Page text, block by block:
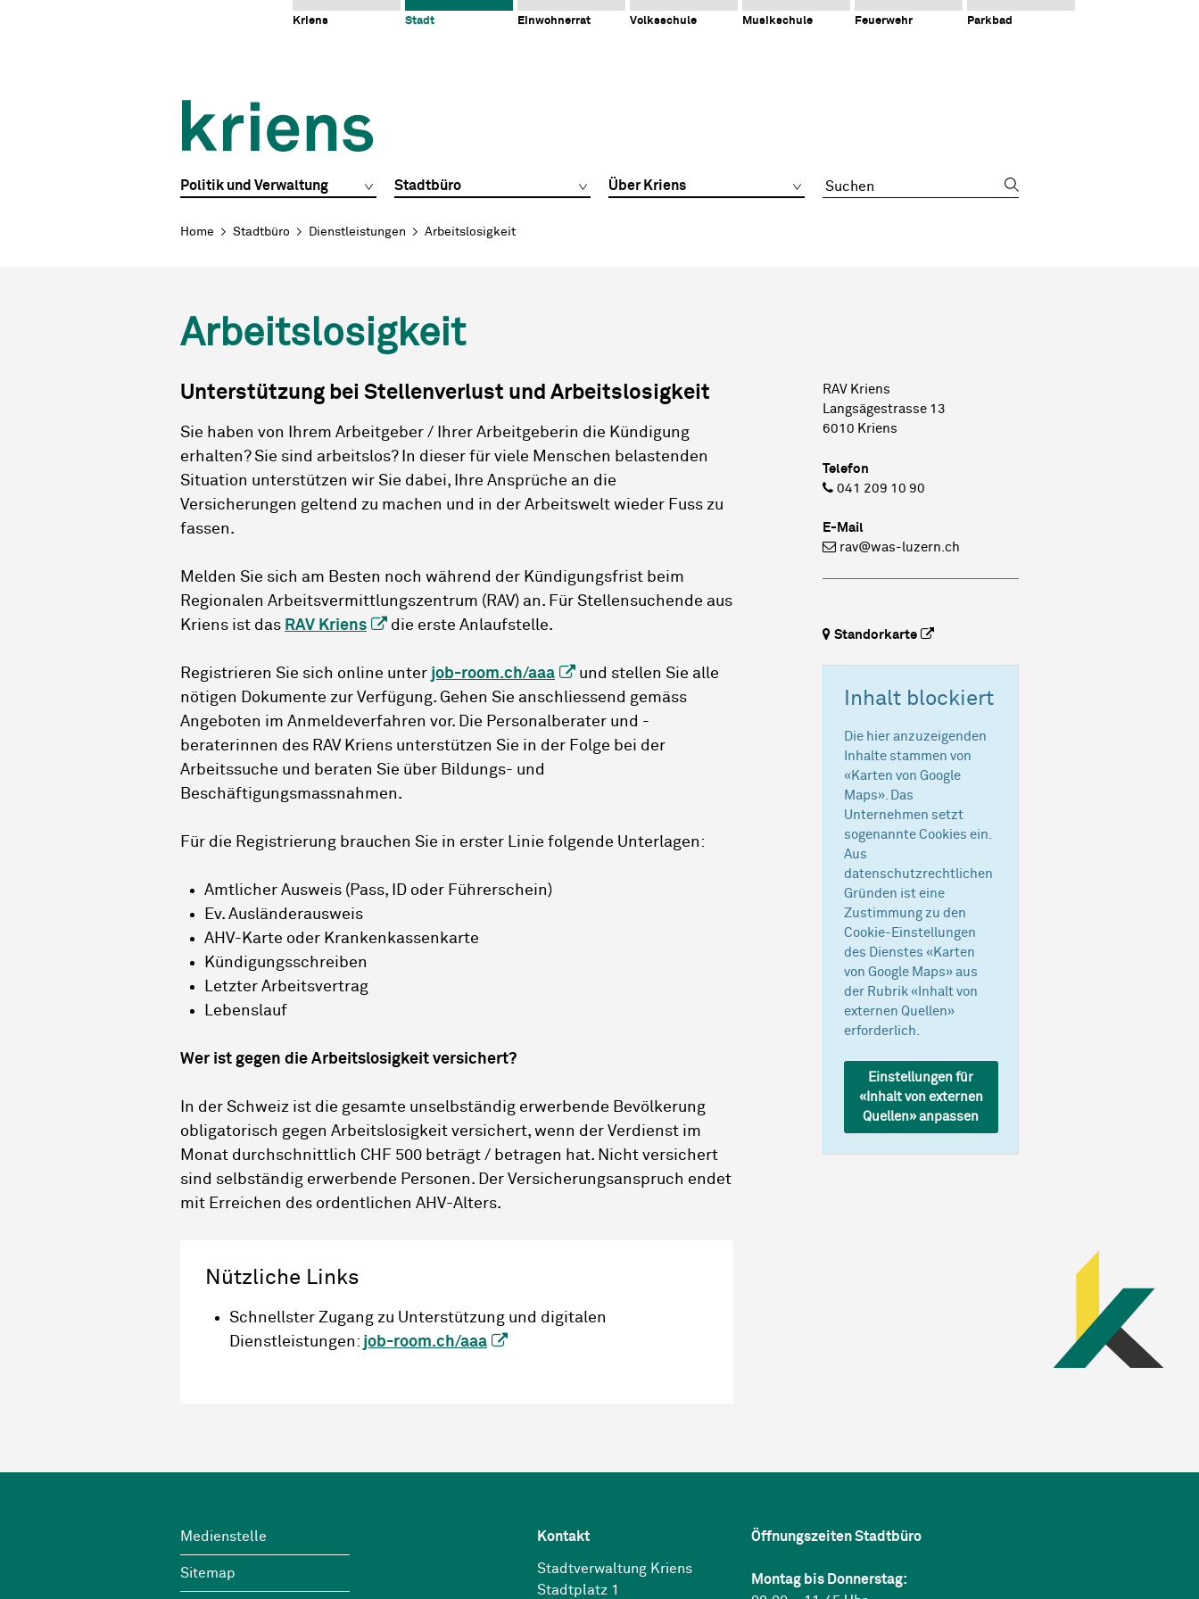
Navigieren in Kriens
Kriens Stadt Einwohnerrat Volksschule Musikschule Feuerwehr Parkbad
Hauptnavigation
Politik und Verwaltung Stadtbüro Über Kriens Suchbegriff
Breadcrumb
Home Stadtbüro Dienstleistungen Arbeitslosigkeit
Arbeitslosigkeit
Unterstützung bei Stellenverlust und Arbeitslosigkeit
Sie haben von Ihrem Arbeitgeber / Ihrer Arbeitgeberin die Kündigung
erhalten? Sie sind arbeitslos? In dieser für viele Menschen belastenden
Situation unterstützen wir Sie dabei, Ihre Ansprüche an die
Versicherungen geltend zu machen und in der Arbeitswelt wieder Fuss zu
fassen.
Melden Sie sich am Besten noch während der Kündigungsfrist beim
Regionalen Arbeitsvermittlungszentrum (RAV) an. Für Stellensuchende aus
Kriens ist das RAV Kriens die erste Anlaufstelle.
Registrieren Sie sich online unter job-room.ch/aaa
und stellen Sie alle
nötigen Dokumente zur Verfügung. Gehen Sie anschliessend gemäss
Angeboten im Anmeldeverfahren vor. Die Personalberater und -
beraterinnen des RAV Kriens unterstützen Sie in der Folge bei der
Arbeitssuche und beraten Sie über Bildungs- und
Beschäftigungsmassnahmen.
Für die Registrierung brauchen Sie in erster Linie folgende Unterlagen:
Amtlicher Ausweis (Pass, ID oder Führerschein)
Ev. Ausländerausweis
AHV-Karte oder Krankenkassenkarte
Kündigungsschreiben
Letzter Arbeitsvertrag
Lebenslauf
Wer ist gegen die Arbeitslosigkeit versichert?
In der Schweiz ist die gesamte unselbständig erwerbende Bevölkerung
obligatorisch gegen Arbeitslosigkeit versichert, wenn der Verdienst im
Monat durchschnittlich CHF 500 beträgt / betragen hat. Nicht versichert
sind selbständig erwerbende Personen. Der Versicherungsanspruch endet
mit Erreichen des ordentlichen AHV-Alters.
Nützliche Links
Schnellster Zugang zu Unterstützung und digitalen
Dienstleistungen: job-room.ch/aaa
Sidebar
RAV Kriens
Langsägestrasse 13
6010 Kriens
Telefon
041 209 10 90
E-Mail
rav@was-luzern.ch
Standorkarte
Inhalt blockiert
Die hier anzuzeigenden
Inhalte stammen von
«Karten von Google
Maps». Das
Unternehmen setzt
sogenannte Cookies ein.
Aus
datenschutzrechtlichen
Gründen ist eine
Zustimmung zu den
Cookie-Einstellungen
des Dienstes «Karten
von Google Maps» aus
der Rubrik «Inhalt von
externen Quellen»
erforderlich.
Einstellungen für
«Inhalt von externen
Quellen» anpassen
Wichtige Links
Medienstelle
Sitemap
Kontakt
Stadtverwaltung Kriens
Stadtplatz 1
Öffnungszeiten Stadtbüro
Montag bis Donnerstag: